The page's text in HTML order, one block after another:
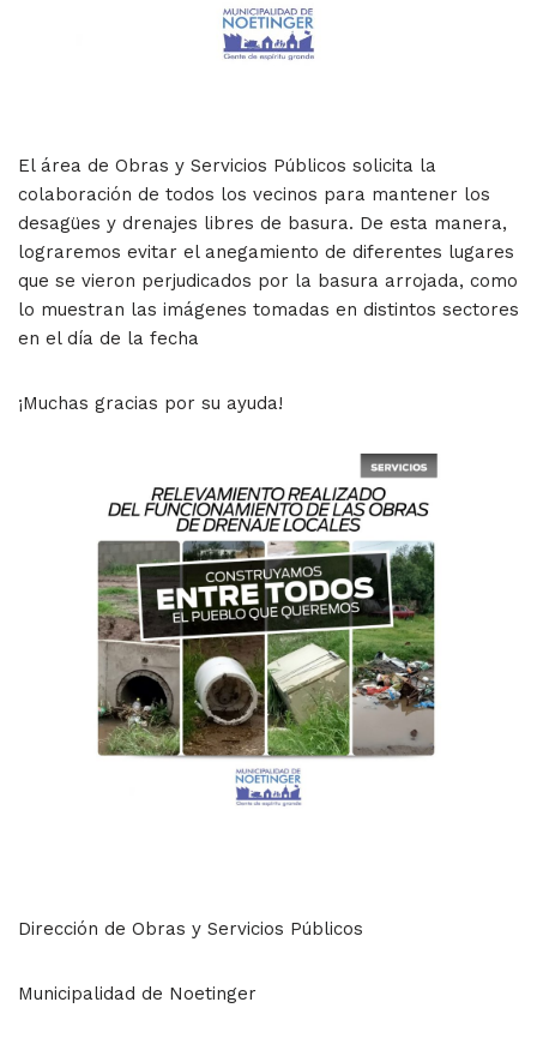
El área de Obras y Servicios Públicos solicita la
colaboración de todos los vecinos para mantener los
desagües y drenajes libres de basura. De esta manera,
lograremos evitar el anegamiento de diferentes lugares
que se vieron perjudicados por la basura arrojada, como
lo muestran las imágenes tomadas en distintos sectores
en el día de la fecha
¡Muchas gracias por su ayuda!
Dirección de Obras y Servicios Públicos
Municipalidad de Noetinger